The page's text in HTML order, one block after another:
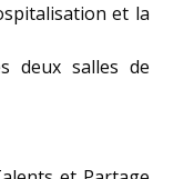
et la
deux salles de